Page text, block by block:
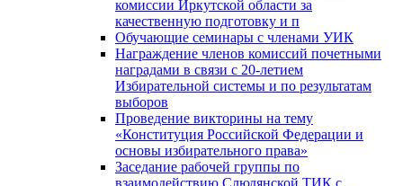
комиссии Иркутской области за
качественную подготовку и п
Обучающие семинары с членами УИК
Награждение членов комиссий почетными
наградами в связи с 20-летием
Избирательной системы и по результатам
выборов
Проведение викторины на тему
«Конституция Российской Федерации и
основы избирательного права»
Заседание рабочей группы по
взаимодействию Слюдянской ТИК с